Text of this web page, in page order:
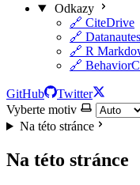
Odkazy
🔗 CiteDrive
🔗 Datanautes
🔗 R
🔗
GitHub
Twitter
Vyberte motiv
Na této stránce
Na této stránce